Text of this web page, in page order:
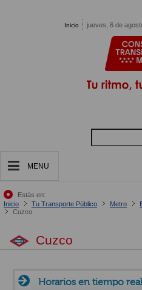
Inicio jueves, 6 de
MENU
Estás en:
Inicio
Tu Transporte Público Metro
Cuzco
Cuzco
Horarios en tiempo real